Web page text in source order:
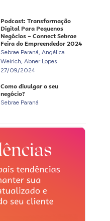
Podcast: Transformação
Digital Para Pequenos
Negócios – Connect Sebrae
Feira do Empreendedor 2024
Sebrae Paraná, Angélica
Weirich, Abner Lopes
27/09/2024
Como divulgar o seu
negócio?
Sebrae Paraná